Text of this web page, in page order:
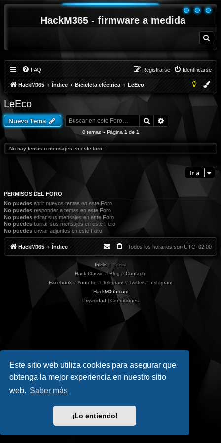
Este sitio web utiliza cookies para asegurar que
obtenga la mejor experiencia en nuestro sitio
web. Saber más
¡Lo entiendo!
HackM365 - firmware a medida
u
FAQ Identificarse
Registrarse
HackM365 Índice Bicicleta eléctrica LeEco
LeEco
Nuevo Tema Buscar
0 temas • Página 1 de 1
No hay temas o mensajes en este foro.
Ir a
PERMISOS DEL FORO
No puedes abrir nuevos temas en este Foro
No puedes responder a temas en este Foro
No puedes editar sus mensajes en este Foro
No puedes borrar sus mensajes en este Foro
No puedes enviar adjuntos en este Foro
HackM365 Índice Todos los horarios son UTC+02:00
Inicio || Social
Hack Classic//Blog // Contacto
Facebook // Youtube // Telegram // Twitter// Instagram
HackM365.com
Privacidad | Condiciones